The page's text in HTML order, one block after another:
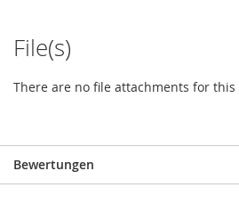
File(s)
There are no file attachments for
Bewertungen